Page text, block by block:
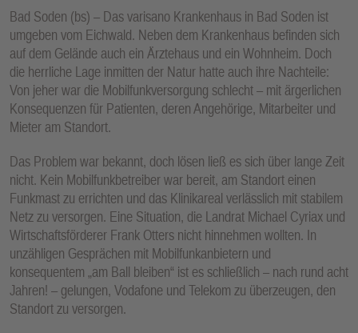
Bad Soden (bs) – Das varisano Krankenhaus in Bad Soden ist
umgeben vom Eichwald. Neben dem Krankenhaus befinden sich
auf dem Gelände auch ein Ärztehaus und ein Wohnheim. Doch
die herrliche Lage inmitten der Natur hatte auch ihre Nachteile:
Von jeher war die Mobilfunkversorgung schlecht – mit ärgerlichen
Konsequenzen für Patienten, deren Angehörige, Mitarbeiter und
Mieter am Standort.
Das Problem war bekannt, doch lösen ließ es sich über lange Zeit
nicht. Kein Mobilfunkbetreiber war bereit, am Standort einen
Funkmast zu errichten und das Klinikareal verlässlich mit stabilem
Netz zu versorgen. Eine Situation, die Landrat Michael Cyriax und
Wirtschaftsförderer Frank Otters nicht hinnehmen wollten. In
unzähligen Gesprächen mit Mobilfunkanbietern und
konsequentem „am Ball bleiben“ ist es schließlich – nach rund acht
Jahren! – gelungen, Vodafone und Telekom zu überzeugen, den
Standort zu versorgen.
U
N
K
TI
O
N
N